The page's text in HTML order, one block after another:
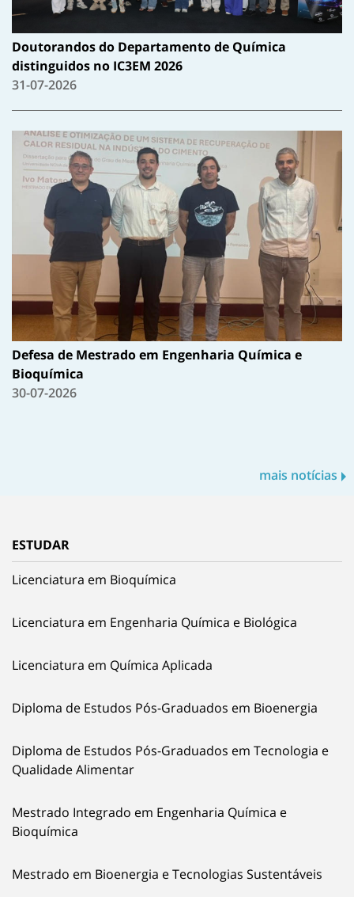
Doutorandos do Departamento de Química
distinguidos no IC3EM 2026
31-07-2026
Defesa de Mestrado em Engenharia Química e
Bioquímica
30-07-2026
mais notícias
ESTUDAR
Licenciatura em Bioquímica
Licenciatura em Engenharia Química e Biológica
Licenciatura em Química Aplicada
Diploma de Estudos Pós-Graduados em Bioenergia
Diploma de Estudos Pós-Graduados em Tecnologia e
Qualidade Alimentar
Mestrado Integrado em Engenharia Química e
Bioquímica
Mestrado em Bioenergia e Tecnologias Sustentáveis